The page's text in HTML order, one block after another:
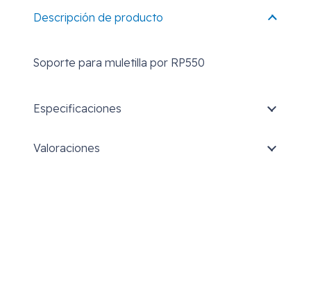
Descripción de producto
Soporte para muletilla por RP550
Especificaciones
Valoraciones